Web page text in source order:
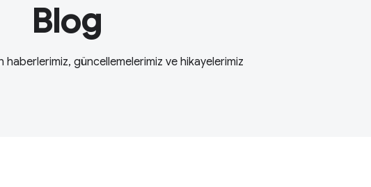
Blog
haberlerimiz, güncellemelerimiz ve hikayelerimiz